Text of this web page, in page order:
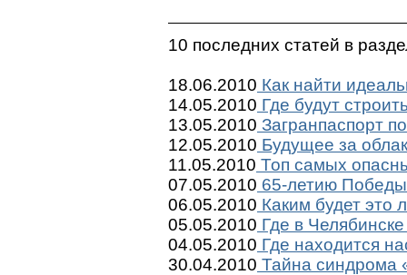
10 последних статей в
18.06.2010 Как найти
14.05.2010 Где будут
13.05.2010 Загранпаспорт
12.05.2010 Будущее за
11.05.2010 Топ самых
07.05.2010 65-летию
06.05.2010 Каким будет это
05.05.2010 Где в
04.05.2010 Где находится
30.04.2010 Тайна синдрома